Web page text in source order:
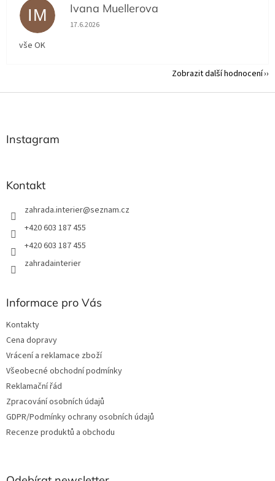
IM Ivana Muellerova
Hodnocení obchodu je 5 z 5 hvězdiček.
17.6.2026
vše OK
Zobrazit další hodnocení
Z
Instagram
Kontakt
zahrada.interier@seznam.cz
+420 603 187 455
+420 603 187 455
zahradainterier
Informace pro Vás
Kontakty
Cena dopravy
Vrácení a reklamace zboží
Všeobecné obchodní podmínky
Reklamační řád
Zpracování osobních údajů
GDPR/Podmínky ochrany osobních údajů
Recenze produktů a obchodu